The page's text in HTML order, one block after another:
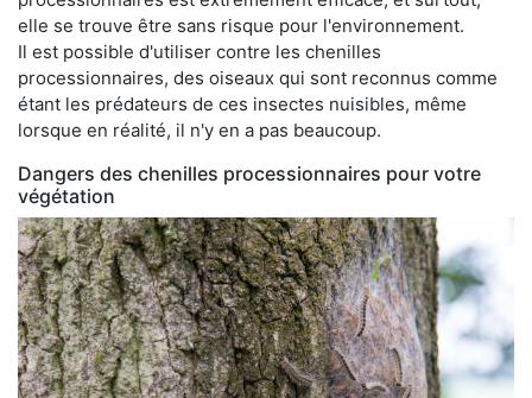
elle se trouve être sans risque pour l'environnement.
Il est possible d'utiliser contre les chenilles
processionnaires, des oiseaux qui sont reconnus comme
étant les prédateurs de ces insectes nuisibles, même
lorsque en réalité, il n'y en a pas beaucoup.
Dangers des chenilles processionnaires pour votre
végétation